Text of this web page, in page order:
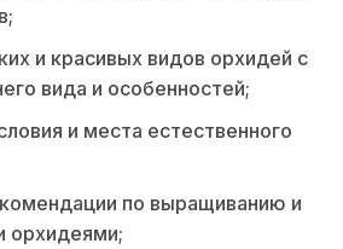
и красивых видов орхидей с
вида и особенностей;
и места естественного
по выращиванию и
орхидеями;